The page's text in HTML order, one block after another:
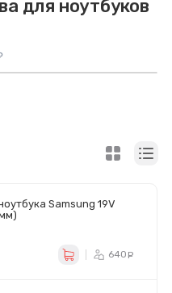
для ноутбуков
Samsung 19V
640